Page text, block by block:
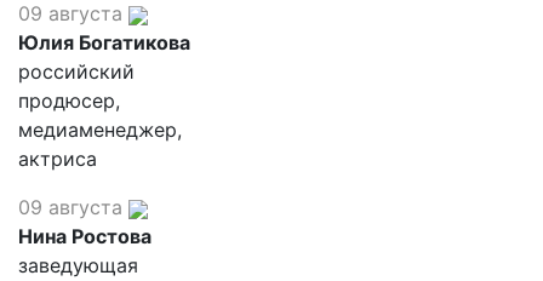
09 августа
Юлия Богатикова
российский
продюсер,
медиаменеджер,
актриса
09 августа
Нина Ростова
заведующая